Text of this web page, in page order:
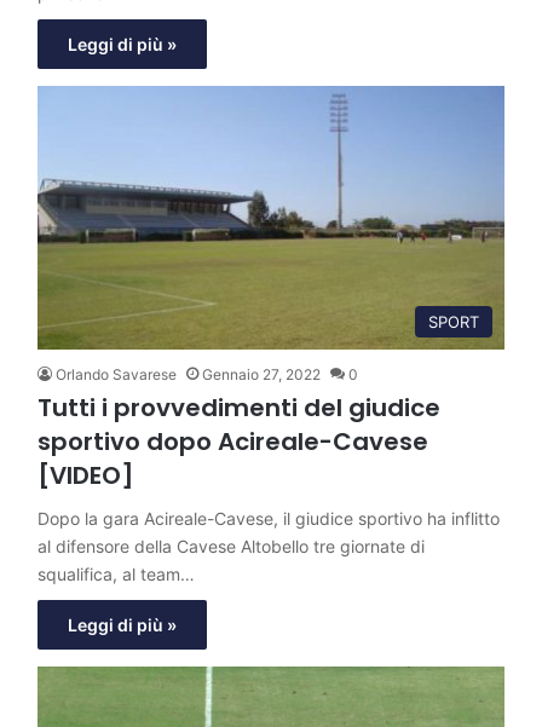
Leggi di più »
SPORT
Orlando Savarese Gennaio 27, 2022 0
Tutti i provvedimenti del giudice
sportivo dopo Acireale-Cavese
[VIDEO]
Dopo la gara Acireale-Cavese, il giudice sportivo ha inflitto
al difensore della Cavese Altobello tre giornate di
squalifica, al team…
Leggi di più »